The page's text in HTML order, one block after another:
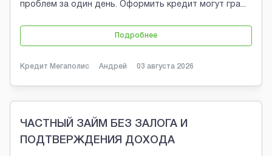
проблем за один день. Оформить кредит могут гра...
Подробнее
Кредит Мегаполис Андрей 03 августа 2026
ЧАСТНЫЙ ЗАЙМ БЕЗ ЗАЛОГА И
ПОДТВЕРЖДЕНИЯ ДОХОДА